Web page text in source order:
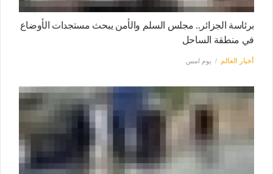
برئاسة الجزائر.. مجلس السلم والأمن يبحث مستجدات الأوضاع
في منطقة الساحل
أخبار العالم يوم امس